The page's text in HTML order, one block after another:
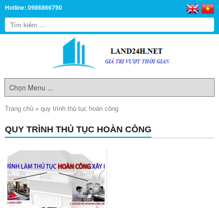
Hotline: 0986866790
Trang chủ » quy trình thủ tục hoàn công
QUY TRÌNH THỦ TỤC HOÀN CÔNG